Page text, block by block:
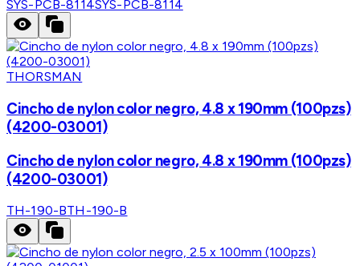
SYS-PCB-8114SYS-PCB-8114
THORSMAN
Cincho de nylon color negro, 4.8 x 190mm (100pzs)
(4200-03001)
Cincho de nylon color negro, 4.8 x 190mm (100pzs)
(4200-03001)
TH-190-BTH-190-B